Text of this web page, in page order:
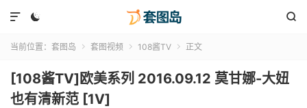
 

当前位置： 套图岛  套图视频  108酱TV  正文
[108酱TV]欧美系列 2016.09.12 莫甘娜-大妞
也有清新范 [1V]